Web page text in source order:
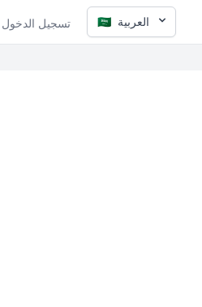
تسجيل الدخول 🇸🇦 العربية